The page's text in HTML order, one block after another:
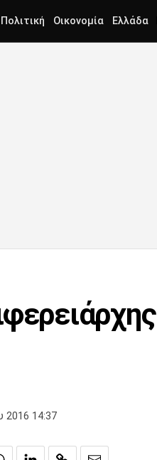
Πολιτική Οικονομία Ελλάδα
2016 14:37